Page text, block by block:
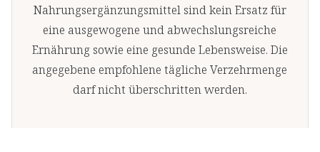
Nahrungsergänzungsmittel sind kein Ersatz für
eine ausgewogene und abwechslungsreiche
Ernährung sowie eine gesunde Lebensweise. Die
angegebene empfohlene tägliche Verzehrmenge
darf nicht überschritten werden.